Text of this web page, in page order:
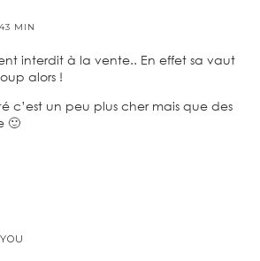
MIN
interdit à la vente.. En effet sa vaut
alors !
c’est un peu plus cher mais que des
🙂